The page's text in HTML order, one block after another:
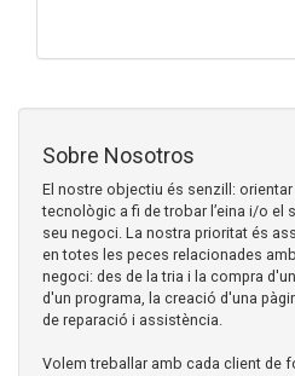
Sobre Nosotros
El nostre objectiu és senzill:
tecnològic a fi de trobar l’eina i/o el
seu negoci. La nostra prioritat és
en totes les peces relacionades
negoci: des de la tria i la compra
d'un programa, la creació d'una
de reparació i assistència.
Volem treballar amb cada client de